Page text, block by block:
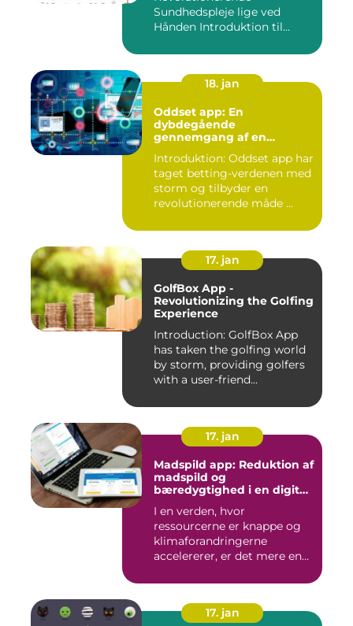
Sundhedspleje lige ved
Hånden Introduktion til
18. jan
Oddset app: En
dybdegående
gennemgang af en
Introduktion: Oddset app har
taget betting-verdenen med
storm og tilbyder en
revolutionerende måde ...
17. jan
GolfBox App -
Revolutionizing the Golfing
Experience
Introduction: GolfBox App
has taken the golfing world
by storm, providing golfers
with a user-friend...
17. jan
Madspild app: Reduktion af
madspild og
bæredygtighed i en digital
I en verden, hvor
ressourcerne er knappe og
klimaforandringerne
accelererer, er det mere end
17. jan